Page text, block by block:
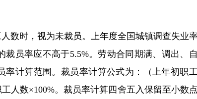
数时，视为未裁员。上年度全国城镇调查失业
员率应不高于5.5%。劳动合同期满、调出、
计算范围。裁员率计算公式为：（上年初职
人数×100%。裁员率计算四舍五入保留至小数